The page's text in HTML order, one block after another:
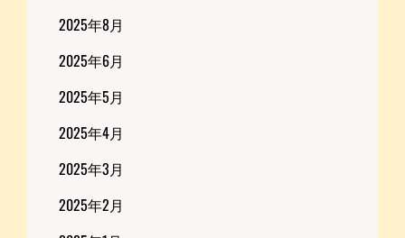
2025年8月
2025年6月
2025年5月
2025年4月
2025年3月
2025年2月